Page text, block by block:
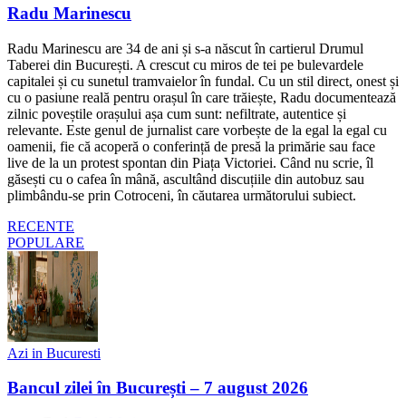
Radu Marinescu
Radu Marinescu are 34 de ani și s-a născut în cartierul Drumul
Taberei din București. A crescut cu miros de tei pe bulevardele
capitalei și cu sunetul tramvaielor în fundal. Cu un stil direct, onest și
cu o pasiune reală pentru orașul în care trăiește, Radu documentează
zilnic poveștile orașului așa cum sunt: nefiltrate, autentice și
relevante. Este genul de jurnalist care vorbește de la egal la egal cu
oamenii, fie că acoperă o conferință de presă la primărie sau face
live de la un protest spontan din Piața Victoriei. Când nu scrie, îl
găsești cu o cafea în mână, ascultând discuțiile din autobuz sau
plimbându-se prin Cotroceni, în căutarea următorului subiect.
RECENTE
POPULARE
Azi in Bucuresti
Bancul zilei în București – 7 august 2026